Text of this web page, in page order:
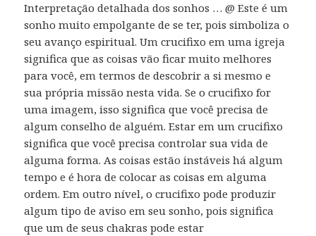
Interpretação detalhada dos sonhos … @ Este é um
sonho muito empolgante de se ter, pois simboliza o
seu avanço espiritual. Um crucifixo em uma igreja
significa que as coisas vão ficar muito melhores
para você, em termos de descobrir a si mesmo e
sua própria missão nesta vida. Se o crucifixo for
uma imagem, isso significa que você precisa de
algum conselho de alguém. Estar em um crucifixo
significa que você precisa controlar sua vida de
alguma forma. As coisas estão instáveis ​​há algum
tempo e é hora de colocar as coisas em alguma
ordem. Em outro nível, o crucifixo pode produzir
algum tipo de aviso em seu sonho, pois significa
que um de seus chakras pode estar